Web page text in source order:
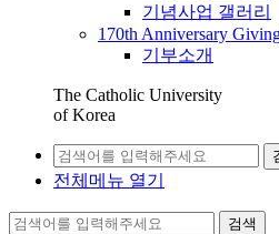
기념사업 갤러리
170th Anniversary
기부소개
The Catholic University
of Korea
전체메뉴 열기
검색